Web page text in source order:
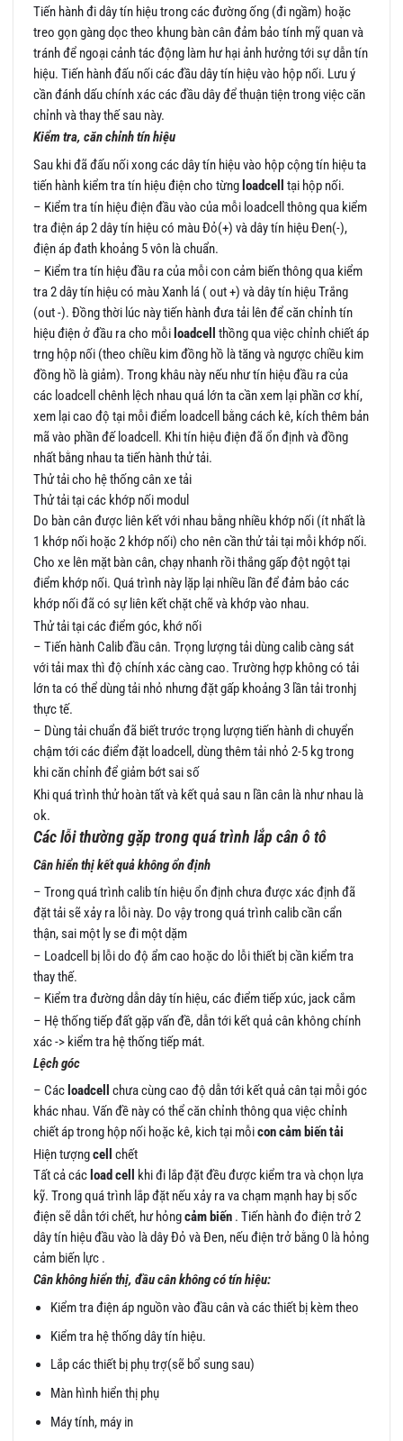
Tiến hành đi dây tín hiệu trong các đường ống (đi ngầm) hoặc
treo gọn gàng dọc theo khung bàn cân đảm bảo tính mỹ quan và
tránh để ngoại cảnh tác động làm hư hại ảnh hưởng tới sự dẫn tín
hiệu. Tiến hành đấu nối các đầu dây tín hiệu vào hộp nối. Lưu ý
cần đánh dấu chính xác các đầu dây để thuận tiện trong việc căn
chỉnh và thay thế sau này.
Kiểm tra, căn chỉnh tín hiệu
Sau khi đã đấu nối xong các dây tín hiệu vào hộp cộng tín hiệu ta
tiến hành kiểm tra tín hiệu điện cho từng loadcell
tại hộp nối.
– Kiểm tra tín hiệu điện đầu vào của mỗi loadcell thông qua kiểm
tra điện áp 2 dây tín hiệu có màu Đỏ(+) và dây tín hiệu Đen(-),
điện áp đath khoảng 5 vôn là chuẩn.
– Kiểm tra tín hiệu đầu ra của mỗi con cảm biến thông qua kiểm
tra 2 dây tín hiệu có màu Xanh lá ( out +) và dây tín hiệu Trắng
(out -). Đồng thời lúc này tiến hành đưa tải lên để căn chỉnh tín
hiệu điện ở đầu ra cho mỗi loadcell
thồng qua việc chỉnh chiết áp
trng hộp nối (theo chiều kim đồng hồ là tăng và ngược chiều kim
đồng hồ là giảm). Trong khâu này nếu như tín hiệu đầu ra của
các loadcell chênh lệch nhau quá lớn ta cần xem lại phần cơ khí,
xem lại cao độ tại mỗi điểm loadcell bằng cách kê, kích thêm bản
mã vào phần đế loadcell. Khi tín hiệu điện đã ổn định và đồng
nhất bằng nhau ta tiến hành thử tải.
Thử tải cho hệ thống cân xe tải
Thử tải tại các khớp nối modul
Do bàn cân được liên kết với nhau bằng nhiều khớp nối (ít nhất là
1 khớp nối hoặc 2 khớp nối) cho nên cần thử tải tại mỗi khớp nối.
Cho xe lên mặt bàn cân, chạy nhanh rồi thắng gấp đột ngột tại
điểm khớp nối. Quá trình này lặp lại nhiều lần để đảm bảo các
khớp nối đã có sự liên kết chặt chẽ và khớp vào nhau.
Thử tải tại các điểm góc, khớ nối
– Tiến hành Calib đầu cân. Trọng lượng tải dùng calib càng sát
với tải max thì độ chính xác càng cao. Trường hợp không có tải
lớn ta có thể dùng tải nhỏ nhưng đặt gấp khoảng 3 lần tải tronhj
thực tế.
– Dùng tải chuẩn đã biết trước trọng lượng tiến hành di chuyển
chậm tới các điểm đặt loadcell, dùng thêm tải nhỏ 2-5 kg trong
khi căn chỉnh để giảm bớt sai số
Khi quá trình thử hoàn tất và kết quả sau n lần cân là như nhau là
ok.
Các lỗi thường gặp trong quá trình lắpcân ô tô
Cân hiển thị kết quả không ổn định
– Trong quá trình calib tín hiệu ổn định chưa được xác định đã
đặt tải sẽ xảy ra lỗi này. Do vậy trong quá trình calib cần cẩn
thận, sai một ly se đi một dặm
– Loadcell bị lỗi do độ ẩm cao hoặc do lỗi thiết bị cần kiểm tra
thay thế.
– Kiểm tra đường dẫn dây tín hiệu, các điểm tiếp xúc, jack cắm
– Hệ thống tiếp đất gặp vấn đề, dẫn tới kết quả cân không chính
xác -> kiểm tra hệ thống tiếp mát.
Lệch góc
– Các loadcell
chưa cùng cao độ dẫn tới kết quả cân tại mỗi góc
khác nhau. Vấn đề này có thể căn chỉnh thông qua việc chỉnh
chiết áp trong hộp nối hoặc kê, kich tại mỗicon cảm biến tải
Hiện tượngcell
chết
Tất cả các load cell
khi đi lắp đặt đều được kiểm tra và chọn lựa
kỹ. Trong quá trình lắp đặt nếu xảy ra va chạm mạnh hay bị sốc
điện sẽ dẫn tới chết, hư hỏngcảm biến . Tiến hành đo điện trở 2
dây tín hiệu đầu vào là dây Đỏ và Đen, nếu điện trở bằng 0 là hỏng
cảm biến lực .
Cân không hiển thị, đầu cân không có tín hiệu:
Kiểm tra điện áp nguồn vào đầu cân và các thiết bị kèm theo
Kiểm tra hệ thống dây tín hiệu.
Lắp các thiết bị phụ trợ(sẽ bổ sung sau)
Màn hình hiển thị phụ
Máy tính, máy in